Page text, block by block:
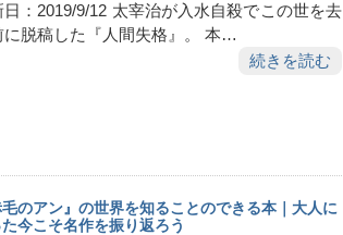
日：2019/9/12 太宰治が入水自殺でこの世を去
に脱稿した『人間失格』。 本…
続きを読む
毛のアン』の世界を知ることのできる本｜大人に
今こそ名作を振り返ろう